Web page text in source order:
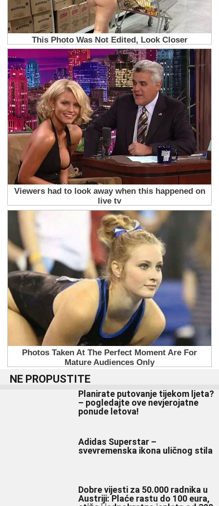
NE PROPUSTITE
Planirate putovanje tijekom ljeta?
– pogledajte ove nevjerojatne
ponude letova!
Adidas Superstar –
svevremenska ikona uličnog stila
Dobre vijesti za 50.000 radnika u
Austriji: Plaće rastu do 100 eura,